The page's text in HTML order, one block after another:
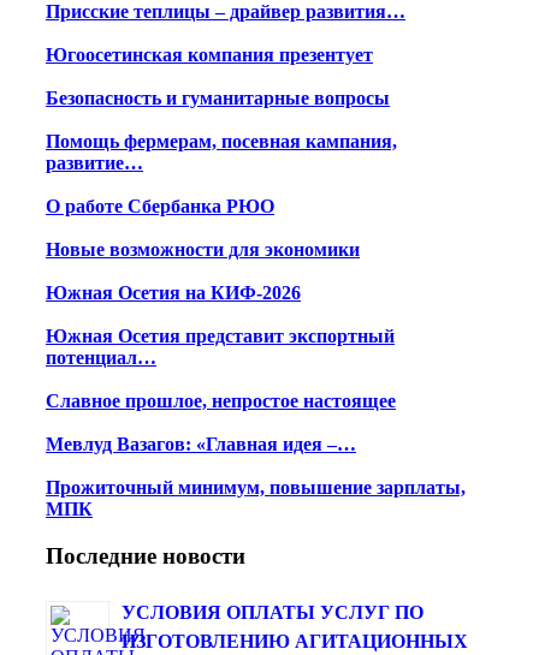
Присские теплицы – драйвер развития…
Югоосетинская компания презентует
Безопасность и гуманитарные вопросы
Помощь фермерам, посевная кампания,
развитие…
О работе Сбербанка РЮО
Новые возможности для экономики
Южная Осетия на КИФ-2026
Южная Осетия представит экспортный
потенциал…
Славное прошлое, непростое настоящее
Мевлуд Вазагов: «Главная идея –…
Прожиточный минимум, повышение зарплаты,
МПК
Последние новости
УСЛОВИЯ ОПЛАТЫ УСЛУГ ПО
ИЗГОТОВЛЕНИЮ АГИТАЦИОННЫХ